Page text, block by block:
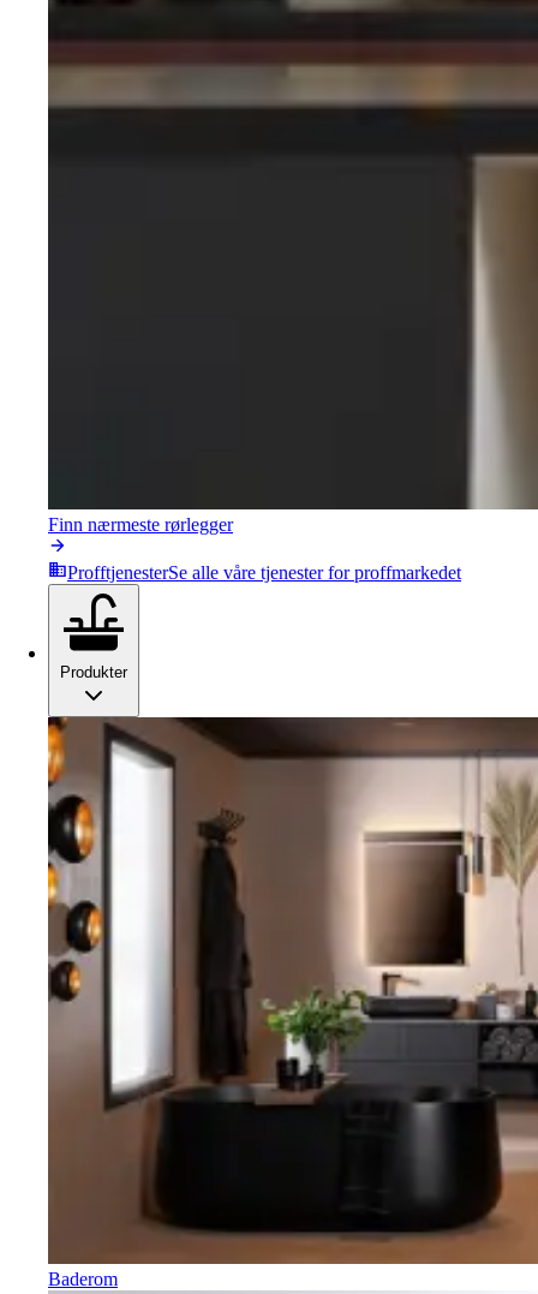
Finn nærmeste rørlegger
ProfftjenesterSe alle våre tjenester for proffmarkedet
Produkter
Baderom